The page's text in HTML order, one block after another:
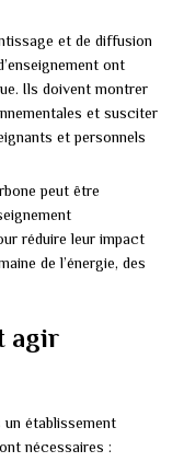
et de diffusion
ont
Ils doivent montrer
et susciter
et personnels
peut être
réduire leur impact
de l’énergie, des
agir
établissement
nécessaires :